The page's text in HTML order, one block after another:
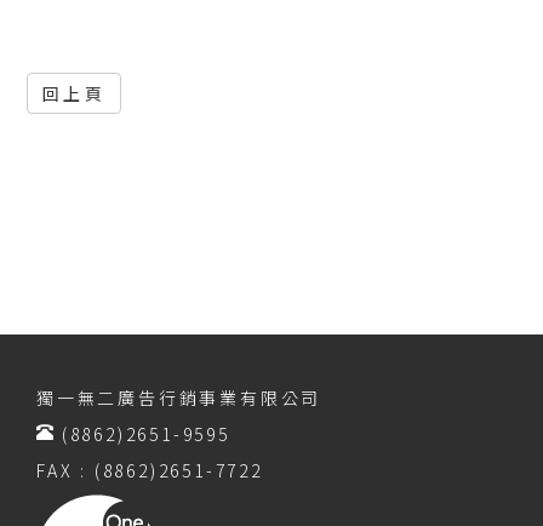
回上頁
獨一無二廣告行銷事業有限公司
(8862)2651-9595
FAX : (8862)2651-7722